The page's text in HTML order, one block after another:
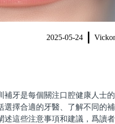
2025-05-24
牙是每個關注口腔健康人士的
選擇合適的牙醫、了解不同的
述這些注意事項和建議，爲讀者